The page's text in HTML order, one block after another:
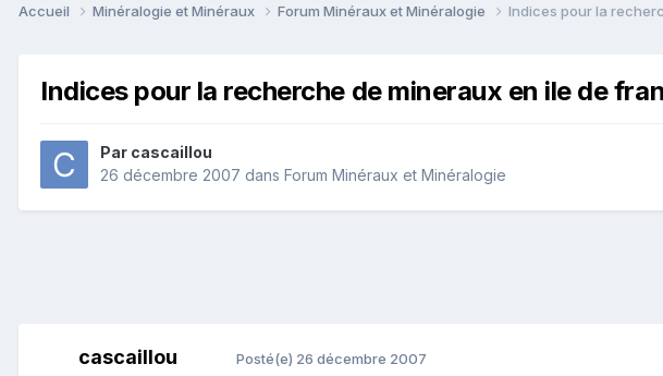
Accueil Minéralogie et Minéraux Forum Minéraux et Minéralogie Indices pour la
Indices pour la recherche de mineraux en ile de
Par cascaillou
26 décembre 2007 dans Forum Minéraux et Minéralogie
cascaillou Posté(e) 26 décembre 2007